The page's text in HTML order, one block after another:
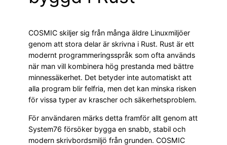
COSMIC skiljer sig från många äldre Linuxmiljöer
genom att stora delar är skrivna i Rust. Rust är ett
modernt programmeringsspråk som ofta används
när man vill kombinera hög prestanda med bättre
minnessäkerhet. Det betyder inte automatiskt att
alla program blir felfria, men det kan minska risken
för vissa typer av krascher och säkerhetsproblem.
För användaren märks detta framför allt genom att
System76 försöker bygga en snabb, stabil och
modern skrivbordsmiljö från grunden. COSMIC